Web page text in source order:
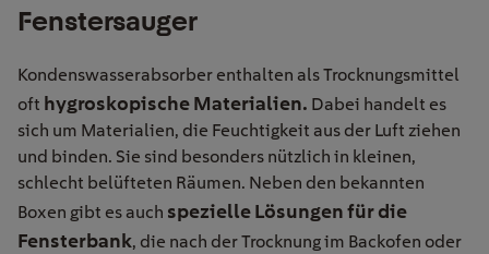
Fenstersauger
Kondenswasserabsorber enthalten als Trocknungsmittel
oft hygroskopische Materialien. Dabei handelt es
sich um Materialien, die Feuchtigkeit aus der Luft ziehen
und binden. Sie sind besonders nützlich in kleinen,
schlecht belüfteten Räumen. Neben den bekannten
Boxen gibt es auch spezielle Lösungen für die
Fensterbank, die nach der Trocknung im Backofen oder